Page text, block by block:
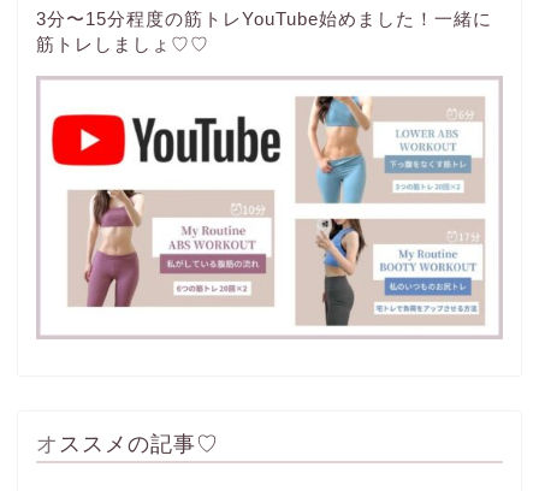
3分〜15分程度の筋トレYouTube始めました！一緒に
筋トレしましょ♡♡
オススメの記事♡